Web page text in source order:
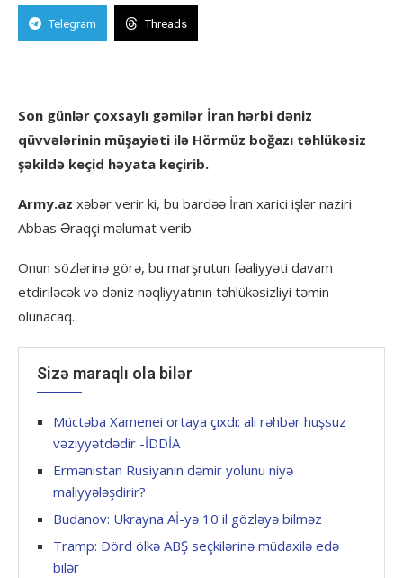
Telegram Threads
Son günlər çoxsaylı gəmilər İran hərbi dəniz
qüvvələrinin müşayiəti ilə Hörmüz boğazı təhlükəsiz
şəkildə keçid həyata keçirib.
Army.az xəbər verir ki, bu bardəə İran xarici işlər naziri
Abbas Əraqçi məlumat verib.
Onun sözlərinə görə, bu marşrutun fəaliyyəti davam
etdiriləcək və dəniz nəqliyyatının təhlükəsizliyi təmin
olunacaq.
Sizə maraqlı ola bilər
Müctəba Xamenei ortaya çıxdı: ali rəhbər huşsuz
vəziyyətdədir -İDDİA
Ermənistan Rusiyanın dəmir yolunu niyə
maliyyələşdirir?
Budanov: Ukrayna Aİ-yə 10 il gözləyə bilməz
Tramp: Dörd ölkə ABŞ seçkilərinə müdaxilə edə
bilər